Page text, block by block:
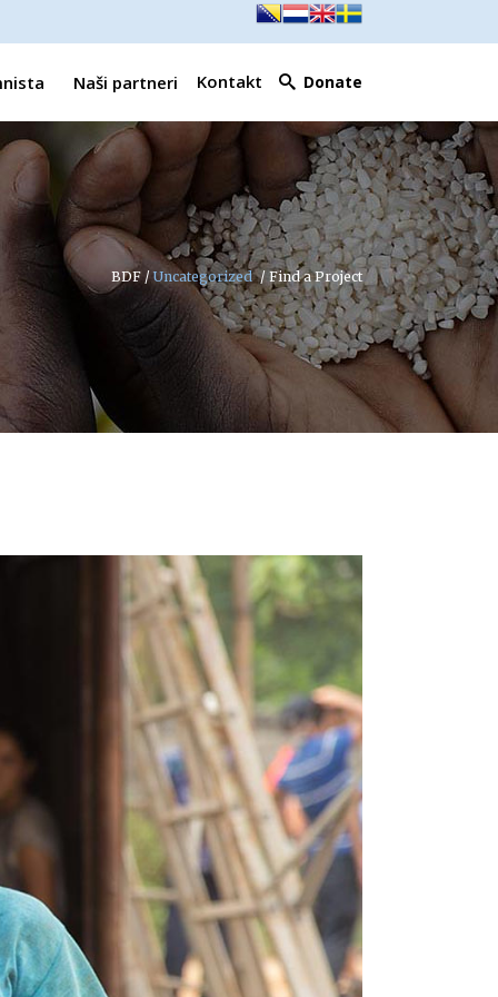
Naši partneri Kontakt Donate
BDF/Uncategorized / Find a Project